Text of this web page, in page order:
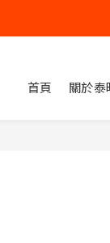
首頁 關於泰